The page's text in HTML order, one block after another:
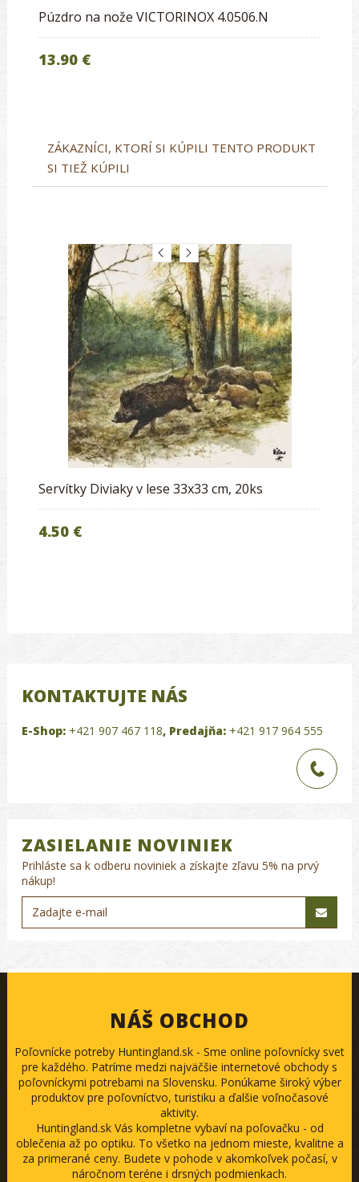
Púzdro na nože VICTORINOX 4.0506.N
13.90 €
ZÁKAZNÍCI, KTORÍ SI KÚPILI TENTO PRODUKT
SI TIEŽ KÚPILI
Servítky Diviaky v lese 33x33 cm, 20ks
4.50 €
KONTAKTUJTE NÁS
E-Shop: +421 907 467 118, Predajňa: +421 917 964 555
ZASIELANIE NOVINIEK
Prihláste sa k odberu noviniek a získajte zľavu 5% na prvý
nákup!
NÁŠ OBCHOD
Poľovnícke potreby Huntingland.sk - Sme online poľovnícky svet
pre každého. Patríme medzi najväčšie internetové obchody s
poľovníckymi potrebami na Slovensku. Ponúkame široký výber
produktov pre poľovníctvo, turistiku a ďalšie voľnočasové
aktivity.
Huntingland.sk Vás kompletne vybaví na poľovačku - od
oblečenia až po optiku. To všetko na jednom mieste, kvalitne a
za primerané ceny. Budete v pohode v akomkoľvek počasí, v
náročnom teréne i drsných podmienkach.